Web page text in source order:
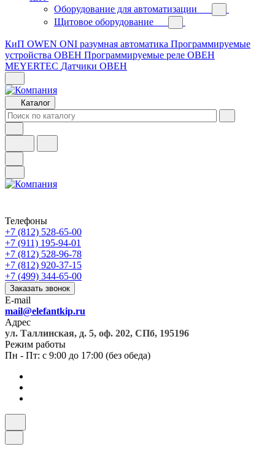
Оборудование для автоматизации
Щитовое оборудование
КиП OWEN ONI разумная автоматика Программируемые
устройства ОВЕН Программируемые реле ОВЕН
MEYERTEC Датчики ОВЕН
Каталог
Телефоны
+7 (812) 528-65-00
+7 (911) 195-94-01
+7 (812) 528-96-78
+7 (812) 920-37-15
+7 (499) 344-65-00
Заказать звонок
E-mail
mail@elefantkip.ru
Адрес
ул. Таллинская, д. 5, оф. 202, СПб, 195196
Режим работы
Пн - Пт: с 9:00 до 17:00 (без обеда)